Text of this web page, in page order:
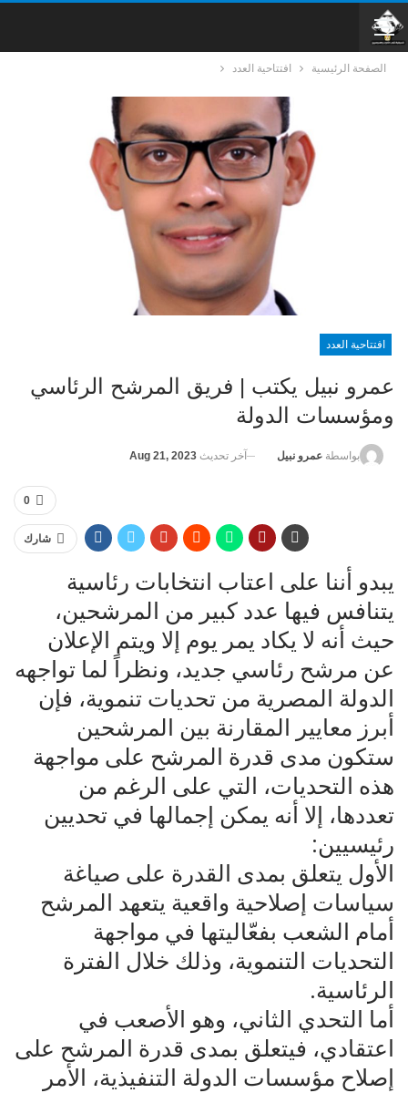
الصفحة الرئيسية افتتاحية العدد
افتتاحية العدد
عمرو نبيل يكتب | فريق المرشح الرئاسي
ومؤسسات الدولة
بواسطة عمرو نبيل آخر تحديث Aug 21, 2023
0
شارك
يبدو أننا على اعتاب انتخابات رئاسية
يتنافس فيها عدد كبير من المرشحين،
حيث أنه لا يكاد يمر يوم إلا ويتم الإعلان
عن مرشح رئاسي جديد، ونظراً لما تواجهه
الدولة المصرية من تحديات تنموية، فإن
أبرز معايير المقارنة بين المرشحين
ستكون مدى قدرة المرشح على مواجهة
هذه التحديات، التي على الرغم من
تعددها، إلا أنه يمكن إجمالها في تحديين
رئيسيين:
الأول يتعلق بمدى القدرة على صياغة
سياسات إصلاحية واقعية يتعهد المرشح
أمام الشعب بفعّاليتها في مواجهة
التحديات التنموية، وذلك خلال الفترة
الرئاسية.
أما التحدي الثاني، وهو الأصعب في
اعتقادي، فيتعلق بمدى قدرة المرشح على
إصلاح مؤسسات الدولة التنفيذية، الأمر